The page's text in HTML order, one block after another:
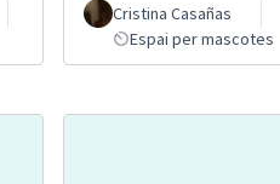
Cristina Casañas
Espai per mascotes